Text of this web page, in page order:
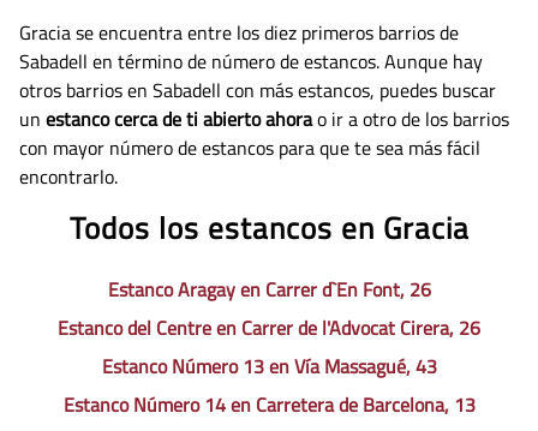
Gracia se encuentra entre los diez primeros barrios de
Sabadell en término de número de estancos. Aunque hay
otros barrios en Sabadell con más estancos, puedes buscar
un estanco cerca de ti abierto ahorao ir a otro de los barrios
con mayor número de estancos para que te sea más fácil
encontrarlo.
Todos los estancos en Gracia
Estanco Aragay en Carrer d`En Font, 26
Estanco del Centre en Carrer de l'Advocat Cirera, 26
Estanco Número 13 en Vía Massagué, 43
Estanco Número 14 en Carretera de Barcelona, 13